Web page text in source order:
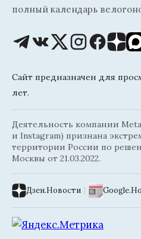
полный календарь
Сайт предназначен для
лет.
Деятельность компании
и Instagram) признана
территории России по
Москвы от 21.03.2022.
Дзен.Новости |